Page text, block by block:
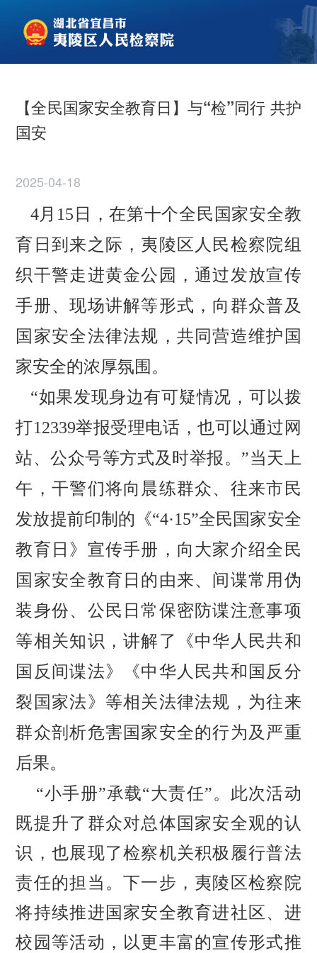
【全民国家安全教育日】与“检”同行 共护
国安
2025-04-18
4月15日，在第十个全民国家安全教
育日到来之际，夷陵区人民检察院组
织干警走进黄金公园，通过发放宣传
手册、现场讲解等形式，向群众普及
国家安全法律法规，共同营造维护国
家安全的浓厚氛围。
“如果发现身边有可疑情况，可以拨
打12339举报受理电话，也可以通过网
站、公众号等方式及时举报。”当天上
午，干警们将向晨练群众、往来市民
发放提前印制的《“4·15”全民国家安全
教育日》宣传手册，向大家介绍全民
国家安全教育日的由来、间谍常用伪
装身份、公民日常保密防谍注意事项
等相关知识，讲解了《中华人民共和
国反间谍法》《中华人民共和国反分
裂国家法》等相关法律法规，为往来
群众剖析危害国家安全的行为及严重
后果。
“小手册”承载“大责任”。此次活动
既提升了群众对总体国家安全观的认
识，也展现了检察机关积极履行普法
责任的担当。下一步，夷陵区检察院
将持续推进国家安全教育进社区、进
校园等活动，以更丰富的宣传形式推